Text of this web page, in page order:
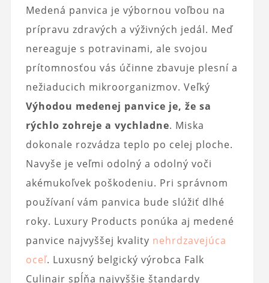
Medená panvica je výbornou voľbou na
prípravu zdravých a výživných jedál. Meď
nereaguje s potravinami, ale svojou
prítomnosťou vás účinne zbavuje plesní a
nežiaducich mikroorganizmov. Veľký
Výhodou medenej panvice je, že sa
rýchlo zohreje a vychladne. Miska
dokonale rozvádza teplo po celej ploche.
Navyše je veľmi odolný a odolný voči
akémukoľvek poškodeniu. Pri správnom
používaní vám panvica bude slúžiť dlhé
roky. Luxury Products ponúka aj medené
panvice najvyššej kvality nehrdzavejúca
oceľ. Luxusný belgický výrobca Falk
Culinair spĺňa najvyššie štandardy